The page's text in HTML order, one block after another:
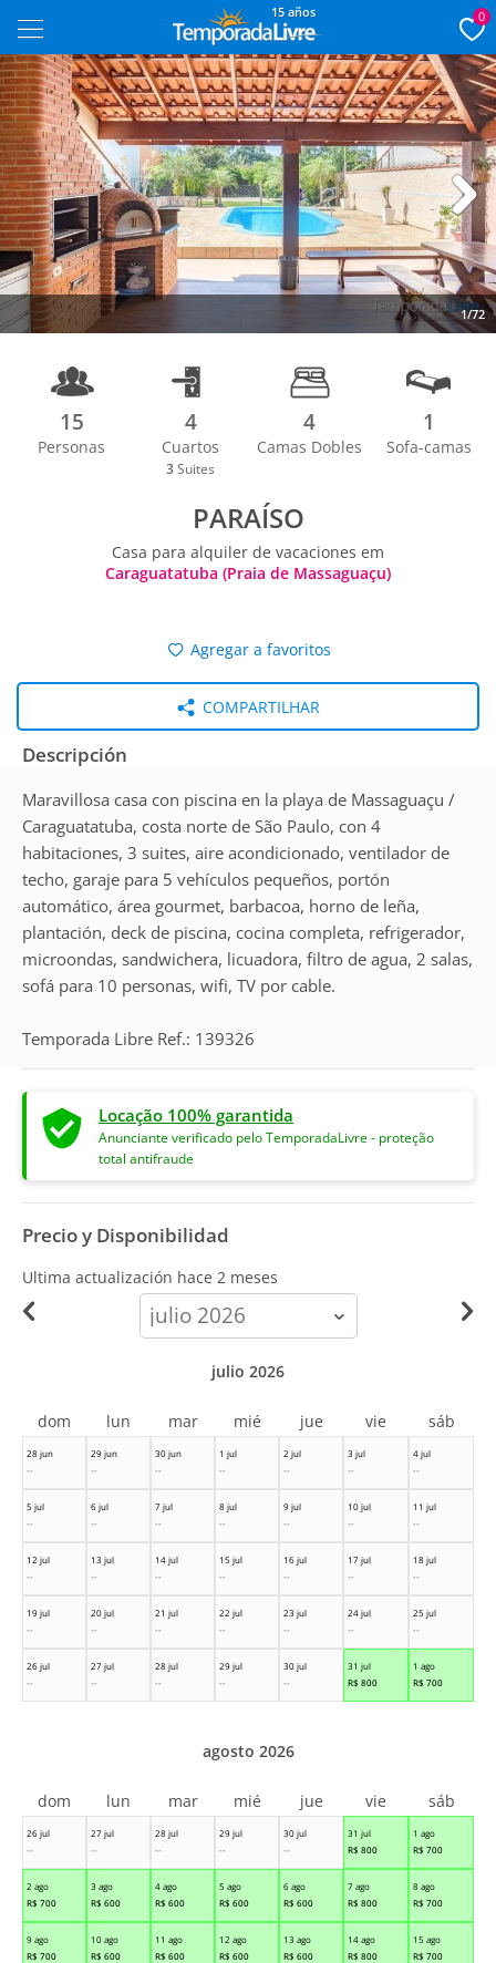
15 años 0
1/72
Next
15
Personas
4
Cuartos
3 Suites
4
Camas Dobles
1
Sofa-camas
PARAÍSO
Casa para alquiler de vacaciones em
Caraguatatuba (Praia de Massaguaçu)
Agregar a favoritos
COMPARTILHAR
Descripción
Maravillosa casa con piscina en la playa de Massaguaçu /
Caraguatatuba, costa norte de São Paulo, con 4
habitaciones, 3 suites, aire acondicionado, ventilador de
techo, garaje para 5 vehículos pequeños, portón
automático, área gourmet, barbacoa, horno de leña,
plantación, deck de piscina, cocina completa, refrigerador,
microondas, sandwichera, licuadora, filtro de agua, 2 salas,
sofá para 10 personas, wifi, TV por cable.
Temporada Libre Ref.: 139326
Locação 100% garantida
Anunciante verificado pelo TemporadaLivre - proteção
total antifraude
Precio y Disponibilidad
Ultima actualización hace 2 meses
calendar-
month
28 jun
--
29 jun
--
30 jun
--
1 jul
--
2 jul
--
3 jul
--
4 jul
--
5 jul
--
6 jul
--
7 jul
--
8 jul
--
9 jul
--
10 jul
--
11 jul
--
12 jul
--
13 jul
--
14 jul
--
15 jul
--
16 jul
--
17 jul
--
18 jul
--
19 jul
--
20 jul
--
21 jul
--
22 jul
--
23 jul
--
24 jul
--
25 jul
--
26 jul
--
27 jul
--
28 jul
--
29 jul
--
30 jul
--
31 jul
R$ 800
1 ago
R$ 700
julio 2026
dom lun mar mié jue vie sáb
26 jul
--
27 jul
--
28 jul
--
29 jul
--
30 jul
--
31 jul
R$ 800
1 ago
R$ 700
2 ago
R$ 700
3 ago
R$ 600
4 ago
R$ 600
5 ago
R$ 600
6 ago
R$ 600
7 ago
R$ 800
8 ago
R$ 700
9 ago
R$ 700
10 ago
R$ 600
11 ago
R$ 600
12 ago
R$ 600
13 ago
R$ 600
14 ago
R$ 800
15 ago
R$ 700
agosto 2026
dom lun mar mié jue vie sáb